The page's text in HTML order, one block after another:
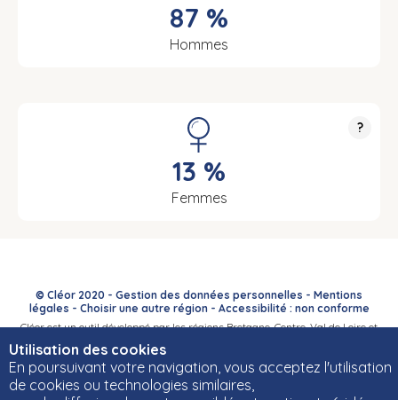
Utilisation des cookies
En poursuivant votre navigation, vous acceptez l'utilisation
de cookies ou technologies similaires,
87 %
Hommes
?
13 %
Femmes
© Cléor 2020 - Gestion des données personnelles - Mentions
légales - Choisir une autre région- Accessibilité : non conforme
Cléor est un outil développé par les régions Bretagne, Centre-Val de Loire et